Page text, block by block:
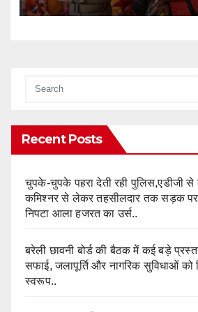
Recent Posts
चुपके-चुपके पहरा देती रही पुलिस,एडीजी
कमिश्नर से लेकर तहसीलदार तक सड़क पर
निपटा आला हजरत का उर्स..
बरेली छावनी बोर्ड की बैठक में कई बड़े
सफाई, जलापूर्ति और नागरिक सुविधाओं
स्वरूप..